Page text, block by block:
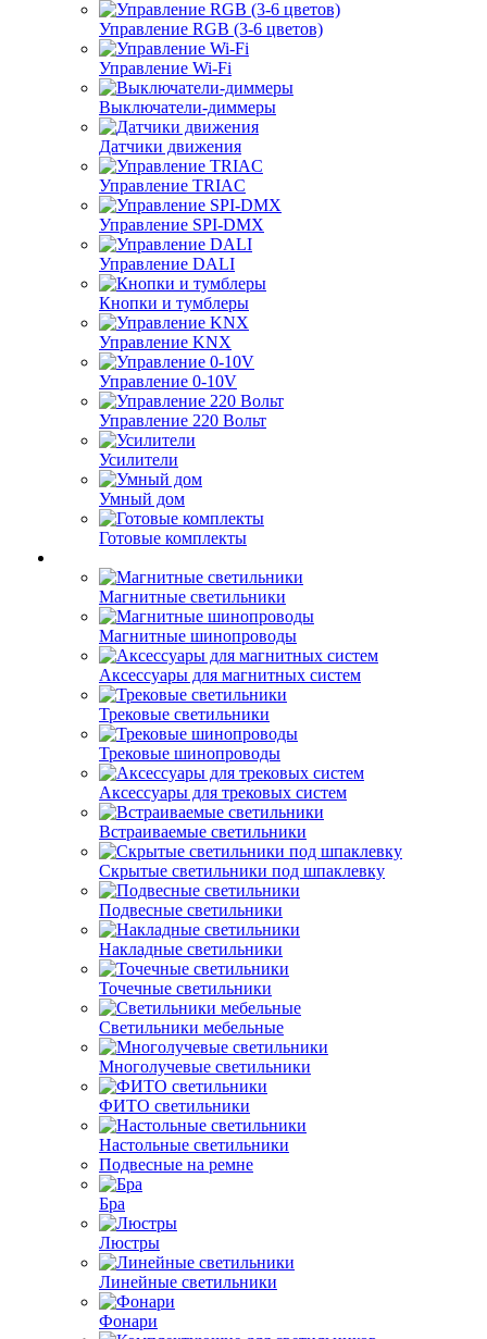
Управление RGB (3-6 цветов)
Управление Wi-Fi
Выключатели-диммеры
Датчики движения
Управление TRIAC
Управление SPI-DMX
Управление DALI
Кнопки и тумблеры
Управление KNX
Управление 0-10V
Управление 220 Вольт
Усилители
Умный дом
Готовые комплекты
Магнитные светильники
Магнитные шинопроводы
Аксессуары для магнитных систем
Трековые светильники
Трековые шинопроводы
Аксессуары для трековых систем
Встраиваемые светильники
Скрытые светильники под шпаклевку
Подвесные светильники
Накладные светильники
Точечные светильники
Светильники мебельные
Многолучевые светильники
ФИТО светильники
Настольные светильники
Подвесные на ремне
Бра
Люстры
Линейные светильники
Фонари